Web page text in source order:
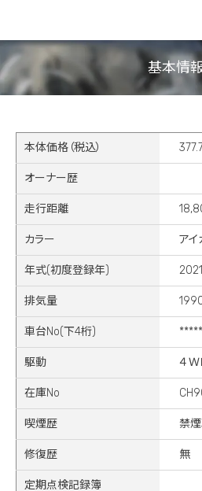
基本情
本体価格（税込）
オーナー歴
走行距離
カラー アイ
年式(初度登録年)
排気量
車台No(下4桁)
駆動 ４Ｗ
在庫No
喫煙歴 禁
修復歴 無
定期点検記録簿